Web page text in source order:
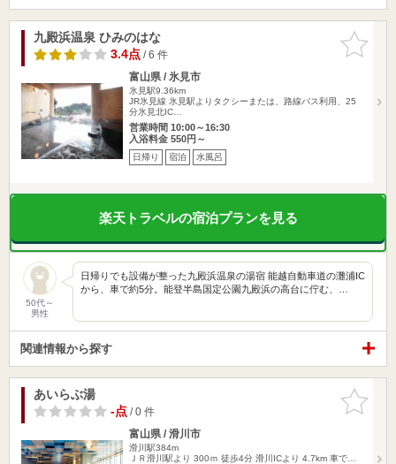
お気に入
りに追加
九殿浜温泉 ひみのはな
3.4点/ 6 件
富山県 / 氷見市
氷見駅9.36km
JR氷見線 氷見駅よりタクシーまたは、路線バス利用、25
分氷見北IC…
営業時間 10:00～16:30
入浴料金 550円～
日帰り 宿泊 水風呂
楽天トラベルの宿泊プランを見る
50代～
男性
日帰りでも設備が整った九殿浜温泉の湯宿 能越自動車道の灘浦IC
から、車で約5分。能登半島国定公園九殿浜の高台に佇む、…
関連情報から探す
お気に入
りに追加
あいらぶ湯
-点/ 0 件
富山県 / 滑川市
滑川駅384m
ＪＲ滑川駅より 300ｍ 徒歩4分 滑川ICより 4.7km 車で…